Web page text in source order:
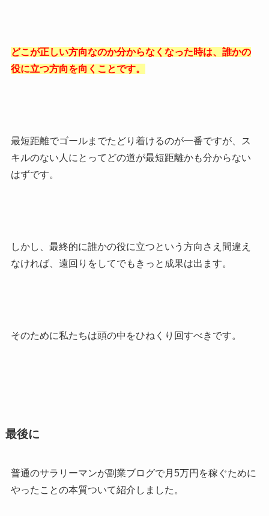
どこが正しい方向なのか分からなくなった時は、誰かの
役に立つ方向を向くことです。
最短距離でゴールまでたどり着けるのが一番ですが、ス
キルのない人にとってどの道が最短距離かも分からない
はずです。
しかし、最終的に誰かの役に立つという方向さえ間違え
なければ、遠回りをしてでもきっと成果は出ます。
そのために私たちは頭の中をひねくり回すべきです。
最後に
普通のサラリーマンが副業ブログで月5万円を稼ぐために
やったことの本質ついて紹介しました。